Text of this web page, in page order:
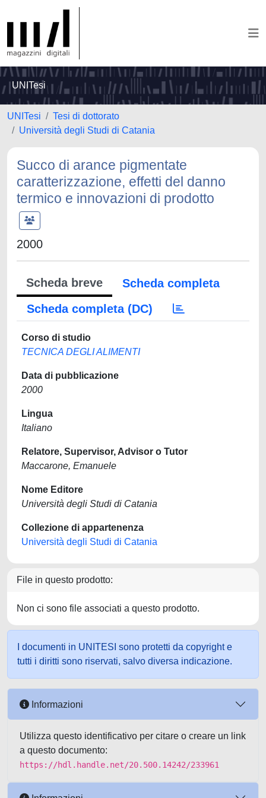
UNITesi
UNITesi
Tesi di dottorato
Università degli Studi di Catania
Succo di arance pigmentate
caratterizzazione, effetti del danno
termico e innovazioni di prodotto
2000
Scheda breve
Scheda completa
Scheda completa (DC)
Corso di studio
TECNICA DEGLI ALIMENTI
Data di pubblicazione
2000
Lingua
Italiano
Relatore, Supervisor, Advisor o Tutor
Maccarone, Emanuele
Nome Editore
Università degli Studi di Catania
Collezione di appartenenza
Università degli Studi di Catania
File in questo prodotto:
Non ci sono file associati a questo prodotto.
I documenti in UNITESI sono protetti da copyright e
tutti i diritti sono riservati, salvo diversa indicazione.
Informazioni
Utilizza questo identificativo per citare o creare un link
a questo documento:
https://hdl.handle.net/20.500.14242/233961